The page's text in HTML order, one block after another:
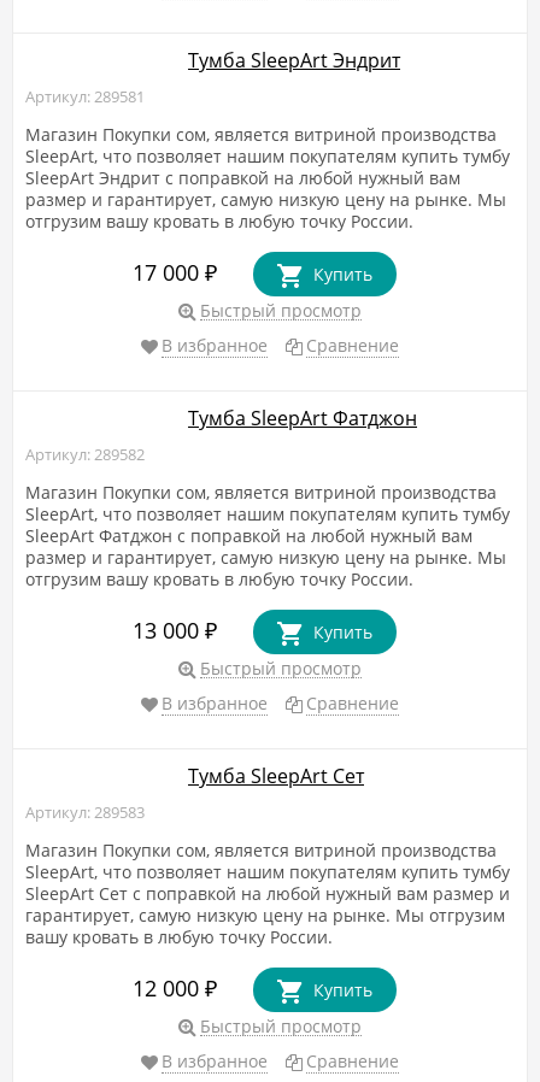
Тумба SleepArt Эндрит
Артикул: 289581
Магазин Покупки сом, является витриной производства
SleepArt, что позволяет нашим покупателям купить тумбу
SleepArt Эндрит с поправкой на любой нужный вам
размер и гарантирует, самую низкую цену на рынке. Мы
отгрузим вашу кровать в любую точку России.
17 000 ₽
Купить
Быстрый просмотр
В избранное
Сравнение
Тумба SleepArt Фатджон
Артикул: 289582
Магазин Покупки сом, является витриной производства
SleepArt, что позволяет нашим покупателям купить тумбу
SleepArt Фатджон с поправкой на любой нужный вам
размер и гарантирует, самую низкую цену на рынке. Мы
отгрузим вашу кровать в любую точку России.
13 000 ₽
Купить
Быстрый просмотр
В избранное
Сравнение
Тумба SleepArt Сет
Артикул: 289583
Магазин Покупки сом, является витриной производства
SleepArt, что позволяет нашим покупателям купить тумбу
SleepArt Сет с поправкой на любой нужный вам размер и
гарантирует, самую низкую цену на рынке. Мы отгрузим
вашу кровать в любую точку России.
12 000 ₽
Купить
Быстрый просмотр
В избранное
Сравнение